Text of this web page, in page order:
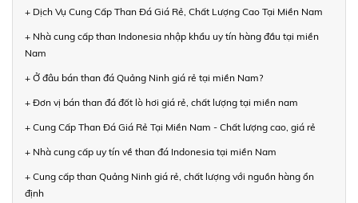
+ Dịch Vụ Cung Cấp Than Đá Giá Rẻ, Chất Lượng Cao Tại Miền Nam
+ Nhà cung cấp than Indonesia nhập khẩu uy tín hàng đầu tại miền
Nam
+ Ở đâu bán than đá Quảng Ninh giá rẻ tại miền Nam?
+ Đơn vị bán than đá đốt lò hơi giá rẻ, chất lượng tại miền nam
+ Cung Cấp Than Đá Giá Rẻ Tại Miền Nam - Chất lượng cao, giá rẻ
+ Nhà cung cấp uy tín về than đá Indonesia tại miền Nam
+ Cung cấp than Quảng Ninh giá rẻ, chất lượng với nguồn hàng ổn
định